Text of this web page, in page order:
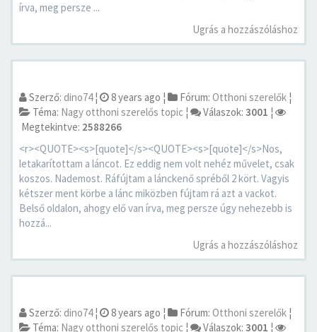
írva, meg persze ...
Ugrás a hozzászóláshoz
Szerző: dino74¦ 8 years ago ¦ Fórum: Otthoni szerelők ¦
Téma: Nagy otthoni szerelős topic ¦ Válaszok: 3001 ¦
Megtekintve: 2588266
<r><QUOTE><s>[quote]</s><QUOTE><s>[quote]</s>Nos,
letakarítottam a láncot. Ez eddig nem volt nehéz művelet, csak
koszos. Nademost. Ráfújtam a lánckenő spréből 2 kört. Vagyis
kétszer ment körbe a lánc miközben fújtam rá azt a vackot.
Belső oldalon, ahogy elő van írva, meg persze úgy nehezebb is
hozzá...
Ugrás a hozzászóláshoz
Szerző: dino74¦ 8 years ago ¦ Fórum: Otthoni szerelők ¦
Téma: Nagy otthoni szerelős topic ¦ Válaszok: 3001 ¦